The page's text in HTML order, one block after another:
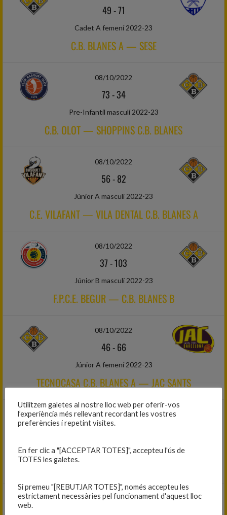
49-71
Cadet A femení 2022-23
C.B. BLANES A — SESE
08/10/2022
73-34
Pre-Infantil masculí 2022-23
C.B. OLOT — SHOPPINS C.B. BLANES
08/10/2022
56-82
Júnior A masculí 2022-23
C.E. VILAFANT — VILA DENTAL C.B. BLANES A
08/10/2022
37-103
Júnior B masculí 2022-23
F.P.C.E. BEGUR — C.B. BLANES B
08/10/2022
46-66
Júnior A femení 2022-23
TECNOCASA C.B. BLANES A — JAC SANTS
08/10/2022
Júnior B femení 2022-23
C.B. TORELLÓ — C.B. BLANES B
15/10/2022
Utilitzem galetes al nostre lloc web per oferir-vos
l’experiència més rellevant recordant les vostres
preferències i repetint visites.
En fer clic a "[ACCEPTAR TOTES]", accepteu l'ús de
TOTES les galetes.
Si premeu "[REBUTJAR TOTES]", només accepteu les
estrictament necessàries pel funcionament d'aquest lloc
web.